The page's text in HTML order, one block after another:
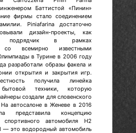
Баттистой «Пинин»
фирмы стало соединением
Piniafarina достаточно
дизайн-проекты, как
подрядчик в рамках
со всемирно известными
в Турине в 2006 году
разработали образы факела и
открытия и закрытия игр.
получила линейка
техники, которую
создали для словенского
автосалоне в Женеве в 2016
представила концепцию
спортивного автомобиля H2
— это водородный автомобиль